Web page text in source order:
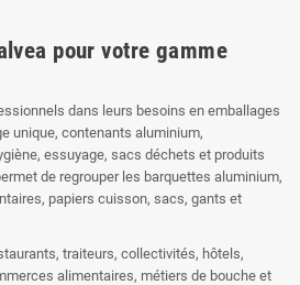
pour votre gamme
dans leurs besoins en emballages
unique, contenants aluminium,
essuyage, sacs déchets et produits
de regrouper les barquettes aluminium,
papiers cuisson, sacs, gants et
traiteurs, collectivités, hôtels,
alimentaires, métiers de bouche et